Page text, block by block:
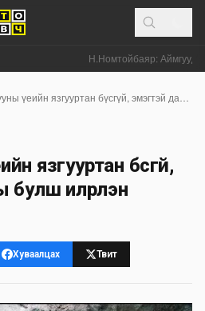
Н.Номтойбаяр:
язгууртан бүсгүй,
илрүүлэн
Хуваалцах Твит